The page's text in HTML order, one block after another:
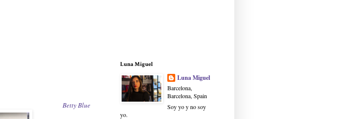
Betty Blue
Luna Miguel
Luna Miguel
Barcelona,
Barcelona, Spain
Soy yo y no soy
yo.